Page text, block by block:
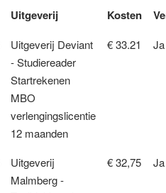
Uitgeverij Kosten
Uitgeverij Deviant
- Studiereader
Startrekenen
MBO
verlengingslicentie
12 maanden
€ 33.21 Ja
Uitgeverij
Malmberg -
€ 32,75 Ja